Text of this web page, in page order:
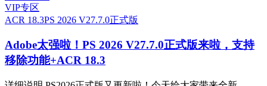
VIP专区
ACR 18.3PS 2026 V27.7.0正式版
Adobe太强啦！PS 2026 V27.7.0正式版来啦，支持
移除功能+ACR 18.3